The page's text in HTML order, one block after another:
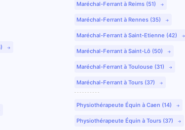
Maréchal-Ferrant à Reims (51)
Maréchal-Ferrant à Rennes (35)
Maréchal-Ferrant à Saint-Etienne (42)
Maréchal-Ferrant à Saint-Lô (50)
Maréchal-Ferrant à Toulouse (31)
Maréchal-Ferrant à Tours (37)
Physiothérapeute Équin à Caen (14)
Physiothérapeute Équin à Tours (37)